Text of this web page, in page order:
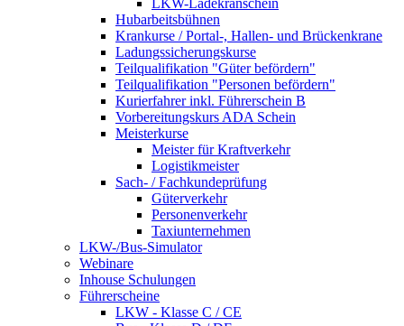
LKW-Ladekranschein
Hubarbeitsbühnen
Krankurse / Portal-, Hallen- und Brückenkrane
Ladungssicherungskurse
Teilqualifikation "Güter befördern"
Teilqualifikation "Personen befördern"
Kurierfahrer inkl. Führerschein B
Vorbereitungskurs ADA Schein
Meisterkurse
Meister für Kraftverkehr
Logistikmeister
Sach- / Fachkundeprüfung
Güterverkehr
Personenverkehr
Taxiunternehmen
LKW-/Bus-Simulator
Webinare
Inhouse Schulungen
Führerscheine
LKW - Klasse C / CE